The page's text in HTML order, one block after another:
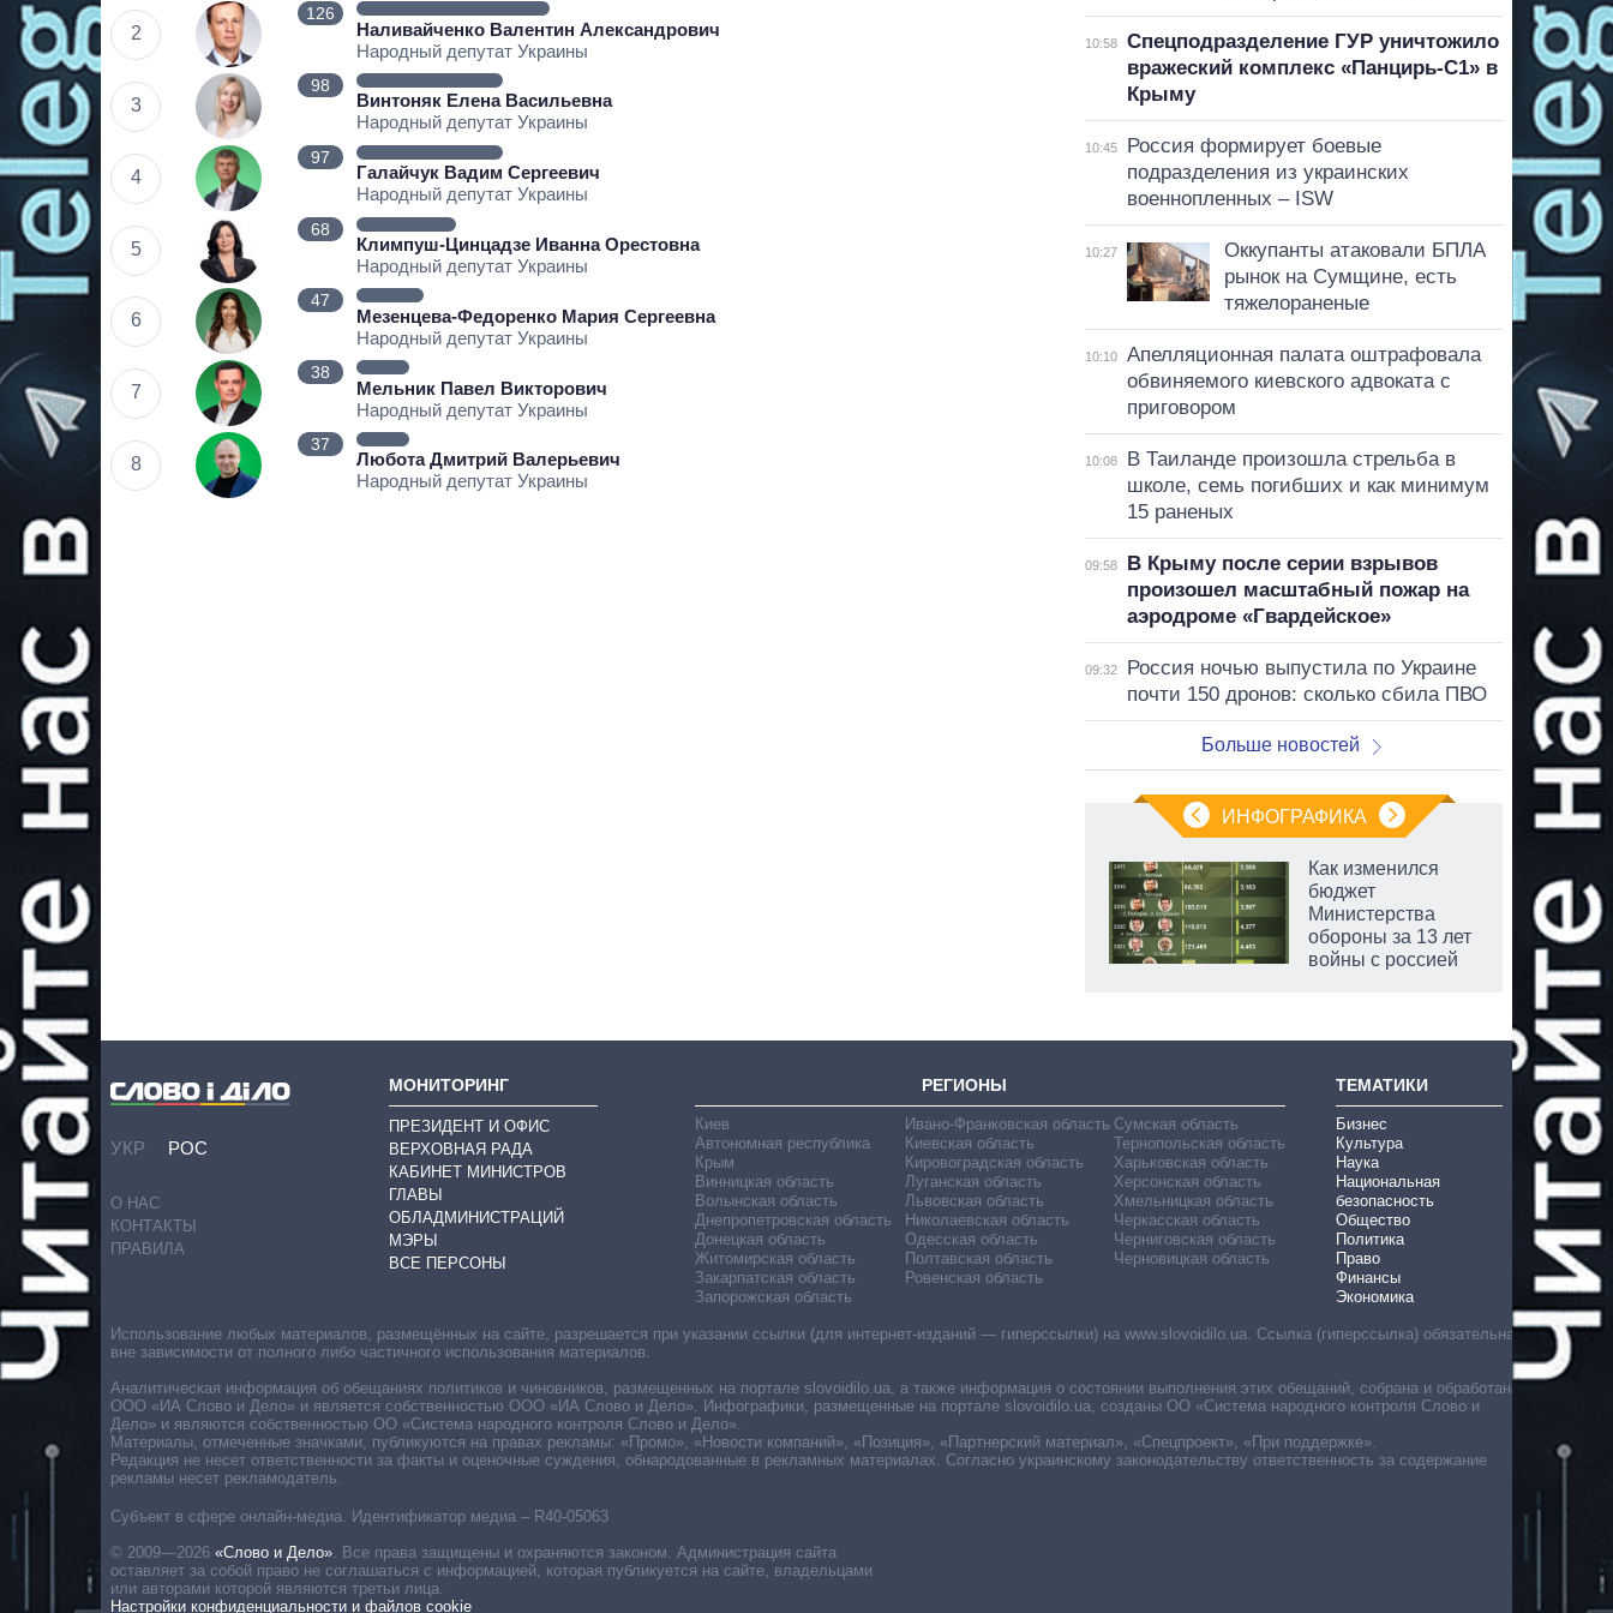
2
126
Наливайченко Валентин Александрович
Народный депутат Украины
3
98
Винтоняк Елена Васильевна
Народный депутат Украины
4
97
Галайчук Вадим Сергеевич
Народный депутат Украины
5
68
Климпуш-Цинцадзе Иванна Орестовна
Народный депутат Украины
6
47
Мезенцева-Федоренко Мария Сергеевна
Народный депутат Украины
7
38
Мельник Павел Викторович
Народный депутат Украины
8
37
Любота Дмитрий Валерьевич
Народный депутат Украины
10:58
Спецподразделение ГУР уничтожило
вражеский комплекс «Панцирь-С1» в
Крыму
10:45
Россия формирует боевые
подразделения из украинских
военнопленных – ISW
10:27
Оккупанты атаковали БПЛА
рынок на Сумщине, есть
тяжелораненые
10:10
Апелляционная палата оштрафовала
обвиняемого киевского адвоката с
приговором
10:08
В Таиланде произошла стрельба в
школе, семь погибших и как минимум
15 раненых
09:58
В Крыму после серии взрывов
произошел масштабный пожар на
аэродроме «Гвардейское»
09:32
Россия ночью выпустила по Украине
почти 150 дронов: сколько сбила ПВО
Больше новостей
ИНФОГРАФИКА
Как изменился
бюджет
Министерства
обороны за 13 лет
войны с россией
УКР РОС
О НАС
КОНТАКТЫ
ПРАВИЛА
МОНИТОРИНГ
ПРЕЗИДЕНТ И ОФИС
ВЕРХОВНАЯ РАДА
КАБИНЕТ МИНИСТРОВ
ГЛАВЫ
ОБЛАДМИНИСТРАЦИЙ
МЭРЫ
ВСЕ ПЕРСОНЫ
РЕГИОНЫ
Киев
Автономная республика
Крым
Винницкая область
Волынская область
Днепропетровская область
Донецкая область
Житомирская область
Закарпатская область
Запорожская область
Ивано-Франковская область
Киевская область
Кировоградская область
Луганская область
Львовская область
Николаевская область
Одесская область
Полтавская область
Ровенская область
Сумская область
Тернопольская область
Харьковская область
Херсонская область
Хмельницкая область
Черкасская область
Черниговская область
Черновицкая область
ТЕМАТИКИ
Бизнес
Культура
Наука
Национальная
безопасность
Общество
Политика
Право
Финансы
Экономика
Субъект в сфере онлайн-медиа. Идентификатор медиа – R40-05063
© 2009—2026 «Слово и Дело». Все права защищены и охраняются законом. Администрация сайта
оставляет за собой право не соглашаться с информацией, которая публикуется на сайте, владельцами
или авторами которой являются третьи лица.
Настройки конфиденциальности и файлов cookie
Использование любых материалов, размещённых на сайте, разрешается при указании ссылки (для интернет-изданий — гиперссылки) на www.slovoidilo.ua. Ссылка (гиперссылка) обязательна
вне зависимости от полного либо частичного использования материалов.
Аналитическая информация об обещаниях политиков и чиновников, размещенных на портале slovoidilo.ua, а также информация о состоянии выполнения этих обещаний, собрана и обработана
ООО «ИА Слово и Дело» и является собственностью ООО «ИА Слово и Дело». Инфографики, размещенные на портале slovoidilo.ua, созданы ОО «Система народного контроля Слово и
Дело» и являются собственностью ОО «Система народного контроля Слово и Дело».
Материалы, отмеченные значками, публикуются на правах рекламы: «Промо», «Новости компаний», «Позиция», «Партнерский материал», «Спецпроект», «При поддержке».
Редакция не несет ответственности за факты и оценочные суждения, обнародованные в рекламных материалах. Согласно украинскому законодательству ответственность за содержание
рекламы несет рекламодатель.